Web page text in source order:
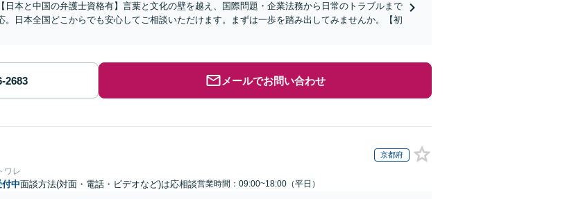
日本と中国の弁護士資格有】言葉と文化の壁を越え、国際問題・企業法務から日常のトラブルまで
。日本全国どこからでも安心してご相談いただけます。まずは一歩を踏み出してみませんか。【初
メールでお問い合わせ
京都府
ワレ
中面談方法(対面・電話・ビデオなど)は応相談営業時間：09:00~18:00（平日）